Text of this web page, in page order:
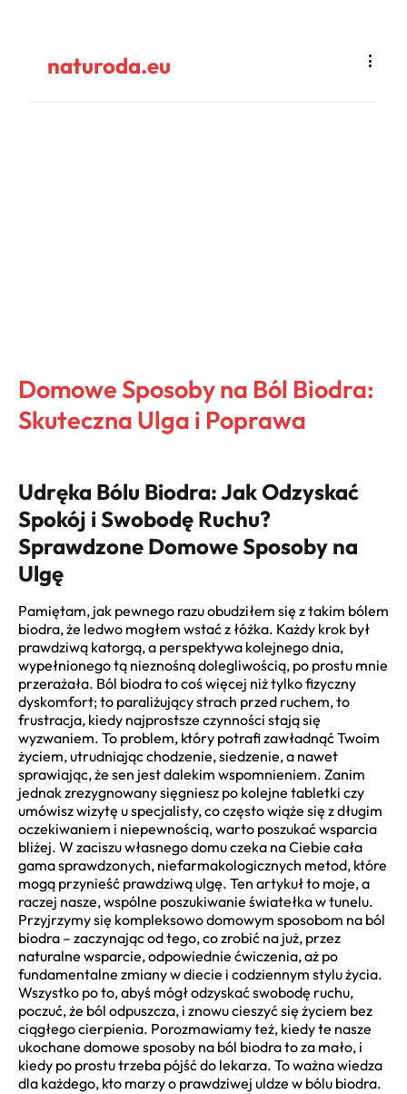
naturoda.eu
Domowe Sposoby na Ból Biodra:
Skuteczna Ulga i Poprawa
Udręka Bólu Biodra: Jak Odzyskać
Spokój i Swobodę Ruchu?
Sprawdzone Domowe Sposoby na
Ulgę
Pamiętam, jak pewnego razu obudziłem się z takim bólem
biodra, że ledwo mogłem wstać z łóżka. Każdy krok był
prawdziwą katorgą, a perspektywa kolejnego dnia,
wypełnionego tą nieznośną dolegliwością, po prostu mnie
przerażała. Ból biodra to coś więcej niż tylko fizyczny
dyskomfort; to paraliżujący strach przed ruchem, to
frustracja, kiedy najprostsze czynności stają się
wyzwaniem. To problem, który potrafi zawładnąć Twoim
życiem, utrudniając chodzenie, siedzenie, a nawet
sprawiając, że sen jest dalekim wspomnieniem. Zanim
jednak zrezygnowany sięgniesz po kolejne tabletki czy
umówisz wizytę u specjalisty, co często wiąże się z długim
oczekiwaniem i niepewnością, warto poszukać wsparcia
bliżej. W zaciszu własnego domu czeka na Ciebie cała
gama sprawdzonych, niefarmakologicznych metod, które
mogą przynieść prawdziwą ulgę. Ten artykuł to moje, a
raczej nasze, wspólne poszukiwanie światełka w tunelu.
Przyjrzymy się kompleksowo domowym sposobom na ból
biodra – zaczynając od tego, co zrobić na już, przez
naturalne wsparcie, odpowiednie ćwiczenia, aż po
fundamentalne zmiany w diecie i codziennym stylu życia.
Wszystko po to, abyś mógł odzyskać swobodę ruchu,
poczuć, że ból odpuszcza, i znowu cieszyć się życiem bez
ciągłego cierpienia. Porozmawiamy też, kiedy te nasze
ukochane domowe sposoby na ból biodra to za mało, i
kiedy po prostu trzeba pójść do lekarza. To ważna wiedza
dla każdego, kto marzy o prawdziwej uldze w bólu biodra.